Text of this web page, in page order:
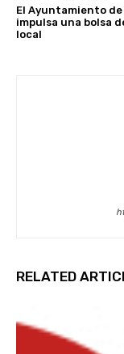
El Ayuntamiento de
impulsa una bolsa
local
RELATED